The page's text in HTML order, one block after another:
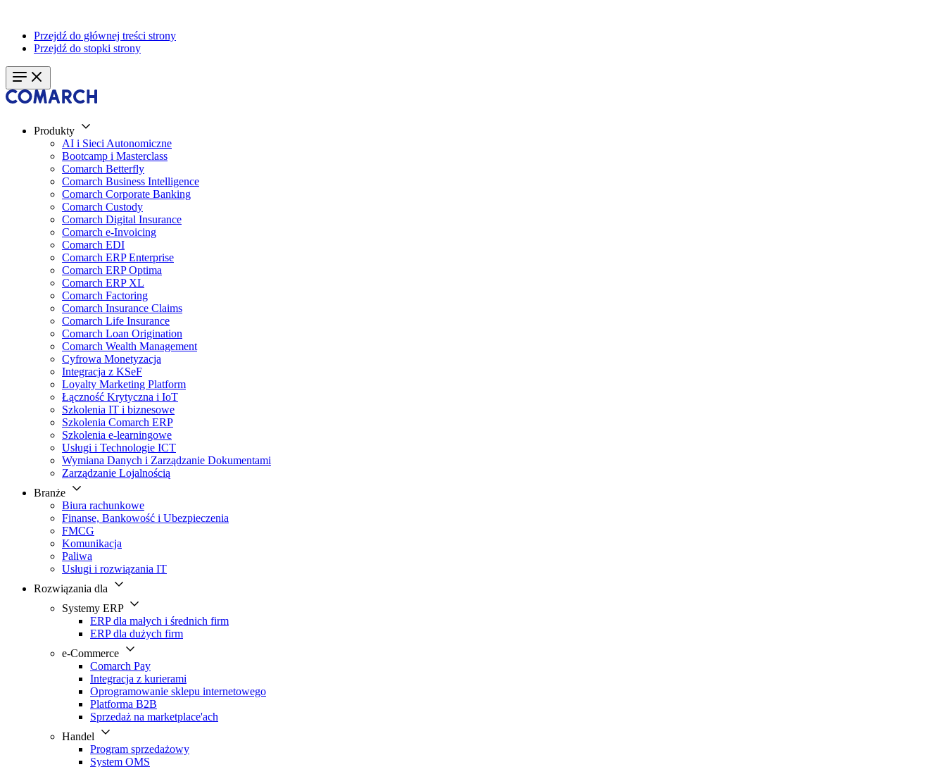
Przejdź do głównej treści strony
Przejdź do stopki strony
Produkty
AI i Sieci Autonomiczne
Bootcamp i Masterclass
Comarch Betterfly
Comarch Business Intelligence
Comarch Corporate Banking
Comarch Custody
Comarch Digital Insurance
Comarch e-Invoicing
Comarch EDI
Comarch ERP Enterprise
Comarch ERP Optima
Comarch ERP XL
Comarch Factoring
Comarch Insurance Claims
Comarch Life Insurance
Comarch Loan Origination
Comarch Wealth Management
Cyfrowa Monetyzacja
Integracja z KSeF
Loyalty Marketing Platform
Łączność Krytyczna i IoT
Szkolenia IT i biznesowe
Szkolenia Comarch ERP
Szkolenia e-learningowe
Usługi i Technologie ICT
Wymiana Danych i Zarządzanie Dokumentami
Zarządzanie Lojalnością
Branże
Biura rachunkowe
Finanse, Bankowość i Ubezpieczenia
FMCG
Komunikacja
Paliwa
Usługi i rozwiązania IT
Rozwiązania dla
Systemy ERP
ERP dla małych i średnich firm
ERP dla dużych firm
e-Commerce
Comarch Pay
Integracja z kurierami
Oprogramowanie sklepu internetowego
Platforma B2B
Sprzedaż na marketplace'ach
Handel
Program sprzedażowy
System OMS